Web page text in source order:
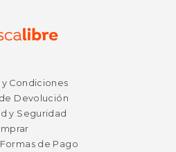
y Condiciones
Devolución
y Seguridad
de Pago